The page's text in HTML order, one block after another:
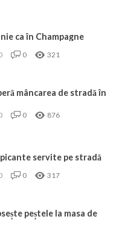
ca în Champagne
0 321
mâncarea de stradă în
0 876
servite pe stradă
0 317
peștele la masa de